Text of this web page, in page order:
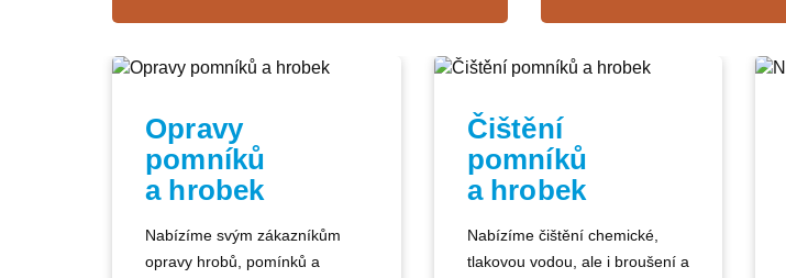
Opravy
pomníků
a hrobek
Nabízíme svým zákazníkům
opravy hrobů, pomínků a
Čištění
pomníků
a hrobek
Nabízíme čištění chemické,
tlakovou vodou, ale i broušení a